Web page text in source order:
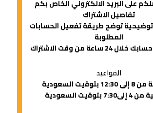
تفاصيل الاشتراك
توضح طريقة تفعيل الحسابات
المطلوبة
ساعة من وقت الاشتراك
المواعيد
السعودية
بتوقيت السعودية